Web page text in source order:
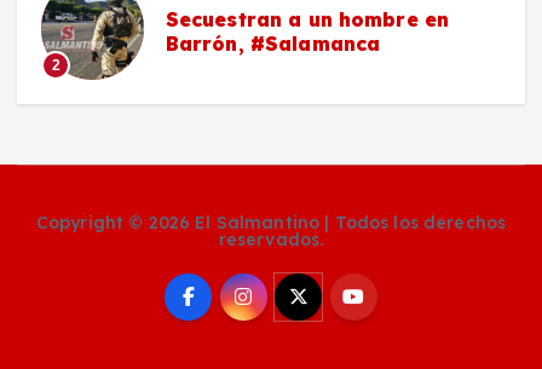
2
Secuestran a un hombre en
Barrón, #Salamanca
Copyright © 2026 El Salmantino | Todos los derechos
reservados.